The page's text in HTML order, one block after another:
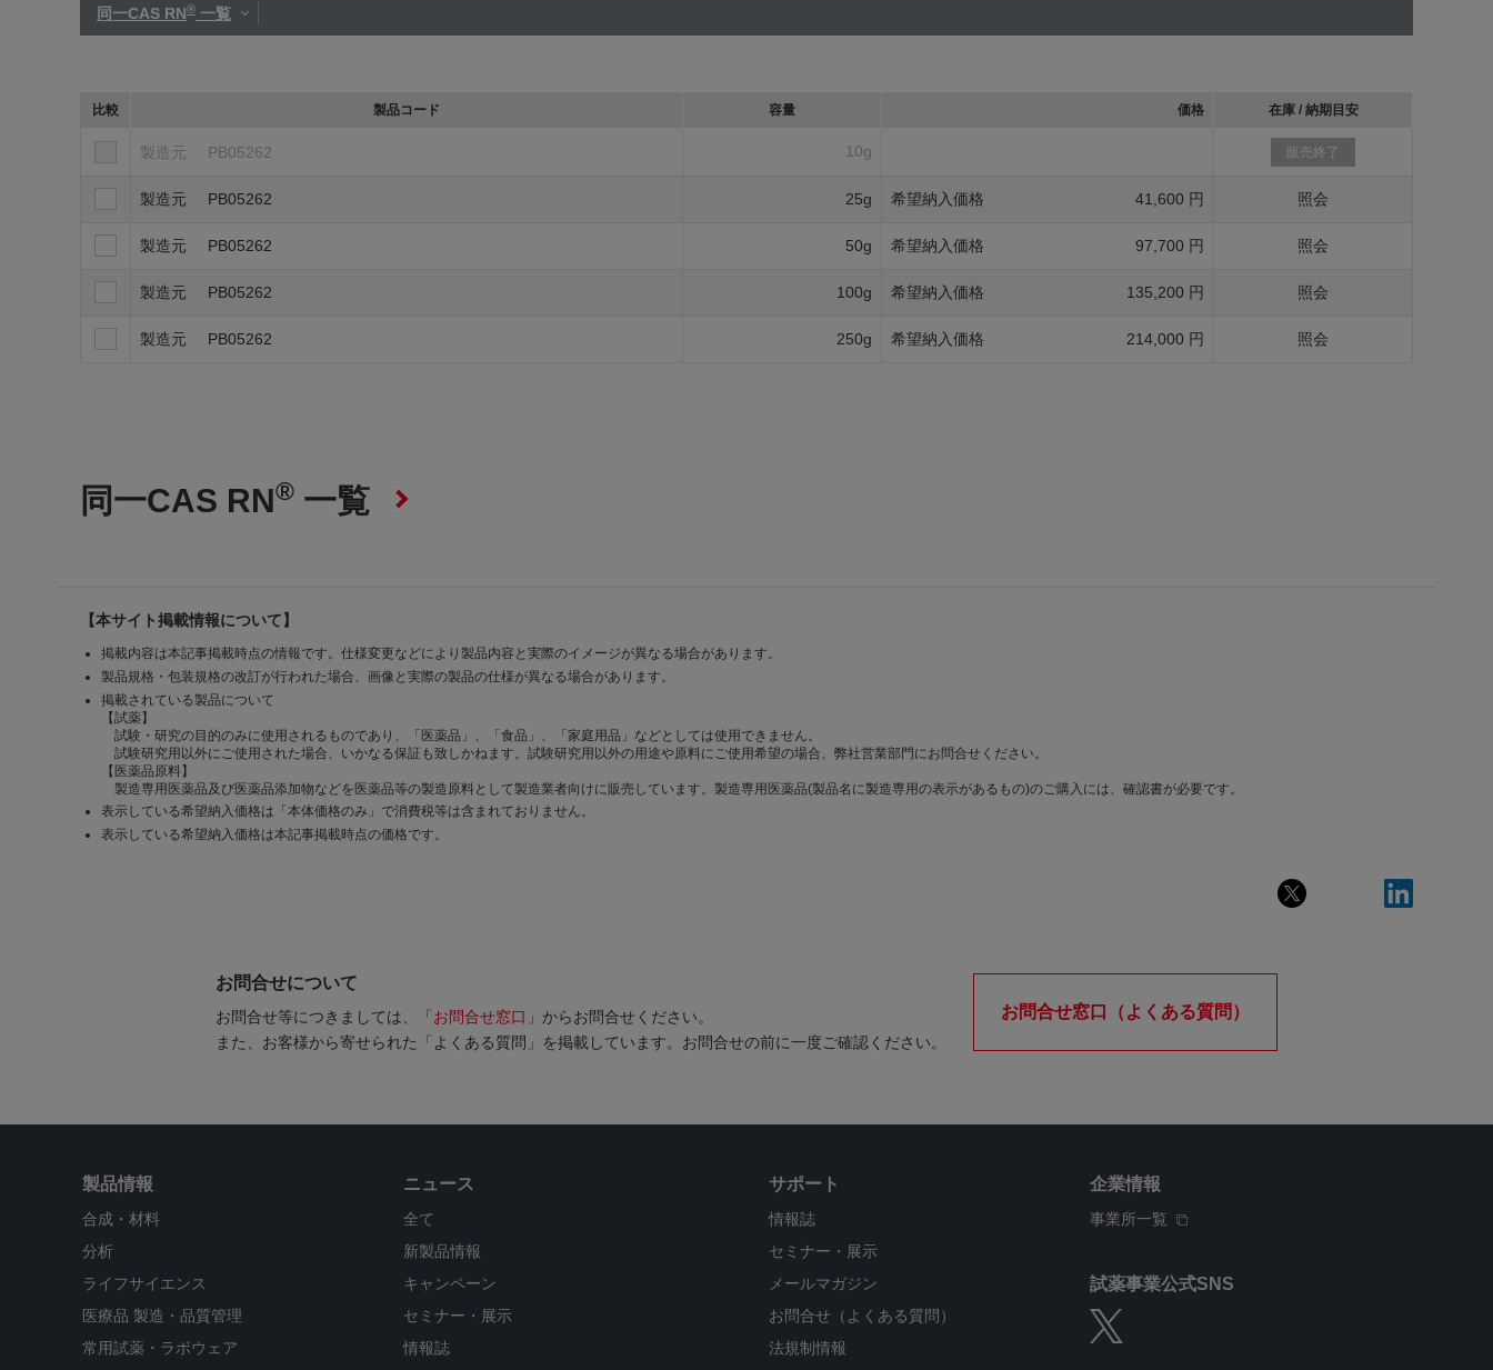
同一CAS RN® 一覧
比較 製品コード 容量 価格 在庫 / 納期目安
製造元 PB05262 10g 販売終了
製造元 PB05262 25g 希望納入価格 41,600 円 照会
製造元 PB05262 50g 希望納入価格 97,700 円 照会
製造元 PB05262 100g 希望納入価格 135,200 円 照会
製造元 PB05262 250g 希望納入価格 214,000 円 照会
同一CAS RN® 一覧
【本サイト掲載情報について】
掲載内容は本記事掲載時点の情報です。仕様変更などにより製品内容と実際のイメージが異なる場合があります。
製品規格・包装規格の改訂が行われた場合、画像と実際の製品の仕様が異なる場合があります。
掲載されている製品について
【試薬】
試験・研究の目的のみに使用されるものであり、「医薬品」、「食品」、「家庭用品」などとしては使用できません。
試験研究用以外にご使用された場合、いかなる保証も致しかねます。試験研究用以外の用途や原料にご使用希望の場合、弊社営業部門にお問合せください。
【医薬品原料】
製造専用医薬品及び医薬品添加物などを医薬品等の製造原料として製造業者向けに販売しています。製造専用医薬品(製品名に製造専用の表示があるもの)のご購入には、確認書が必要です。
表示している希望納入価格は「本体価格のみ」で消費税等は含まれておりません。
表示している希望納入価格は本記事掲載時点の価格です。
お問合せについて
お問合せ等につきましては、「 お問合せ窓口 」からお問合せください。
また、お客様から寄せられた「よくある質問」を掲載しています。お問合せの前に一度ご確認ください。
お問合せ窓口（よくある質問）
製品情報
合成・材料
分析
ライフサイエンス
医療品 製造・品質管理
常用試薬・ラボウェア
ニュース
全て
新製品情報
キャンペーン
セミナー・展示
情報誌
サポート
情報誌
セミナー・展示
メールマガジン
お問合せ（よくある質問）
法規制情報
企業情報
事業所一覧
試薬事業公式SNS